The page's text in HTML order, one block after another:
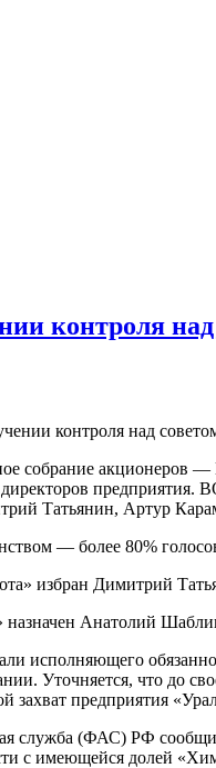
контроля
контроля над
собрание
директоров
Татьянин, Артур
— более 80%
избран Димитрий
Анатолий
исполняющего
Уточняется, что до
захват предприятия
служба (ФАС) РФ
с имеющейся долей